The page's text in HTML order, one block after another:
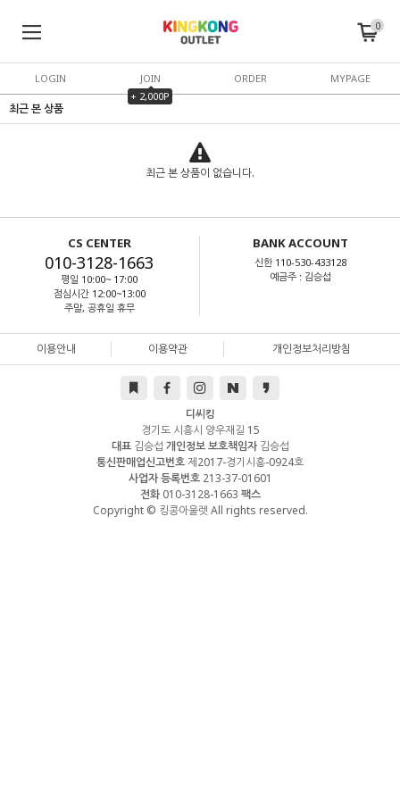
0
LOGIN
JOIN
+ 2,000P
ORDER MYPAGE
최근 본 상품
최근 본 상품이 없습니다.
CS CENTER
010-3128-1663
평일 10:00~ 17:00
점심시간 12:00~13:00
주말, 공휴일 휴무
BANK ACCOUNT
신한 110-530-433128
예금주 : 김승섭
이용안내 이용약관 개인정보처리방침
디씨킹
경기도 시흥시 양우재길 15
대표김승섭 개인정보 보호책임자김승섭
통신판매업신고번호제2017-경기시흥-0924호
사업자 등록번호213-37-01601
전화010-3128-1663 팩스
Copyright © 킹콩아울렛 All rights reserved.